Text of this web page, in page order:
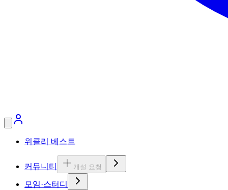
위클리 베스트
커뮤니티 개설 요청
모임·스터디